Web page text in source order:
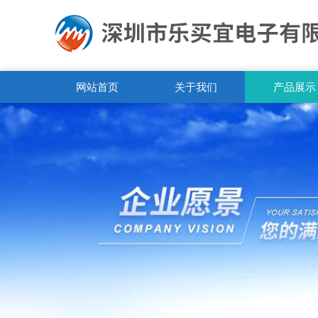
网站首页 关于我们 产品展示